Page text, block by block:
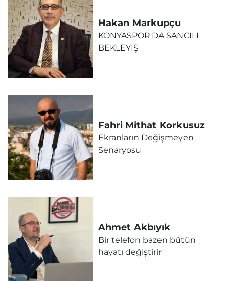
Hakan Markupçu
KONYASPOR'DA SANCILI
BEKLEYİŞ
Fahri Mithat Korkusuz
Ekranların Değişmeyen
Senaryosu
Ahmet Akbıyık
Bir telefon bazen bütün
hayatı değiştirir